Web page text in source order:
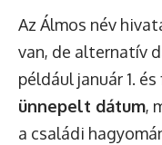
Az Álmos név
van, de alternatív
például január 1.
ünnepelt dátum,
a családi